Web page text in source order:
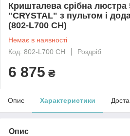
Кришталева срібна люстра
"CRYSTAL" з пультом і
(802-L700 CH)
Немає в наявності
Код: 802-L700 CH
Роздріб
6 875 ₴
Опис Характеристики
Опис